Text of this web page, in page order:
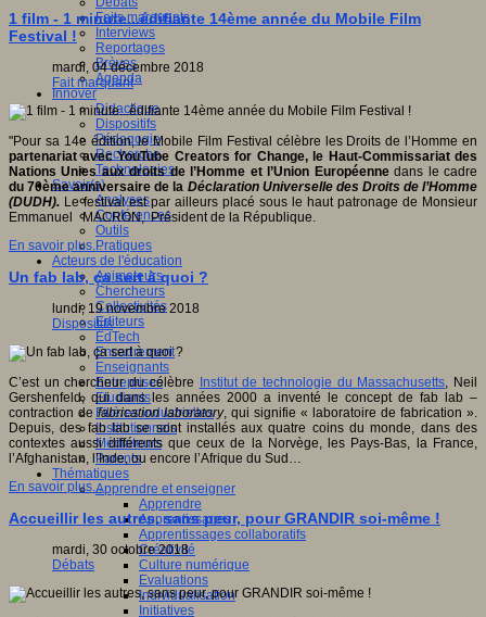
Faits marquants
Interviews
Reportages
Brèves
Agenda
Innover
Didactique
Dispositifs
Pédagogie
Recherche
Technologies
Savoir(s)
Analyses
Conférences
Outils
Pratiques
Acteurs de l'éducation
Animateurs
Chercheurs
Collectivités
Editeurs
EdTech
Encadrement
Enseignants
Entreprises
Etudiants
Filières industrielles
Institutionnels
Médiateurs
Parents
Thématiques
Apprendre et enseigner
Apprendre
Apprentissages
Apprentissages collaboratifs
Créativité
Culture numérique
Evaluations
Individualisation
Initiatives
1 film - 1 minute...édifiante 14ème année du Mobile Film
Festival !
mardi, 04 décembre 2018
Fait marquant
"Pour sa 14e édition, le Mobile Film Festival célèbre les Droits de l’Homme en
partenariat avec YouTube Creators for Change, le Haut-Commissariat des
NationsUnies aux droits de l’Homme et l’Union Européennedans le cadre
du 70ème anniversaire de la Déclaration Universelle des Droits de l’Homme
(DUDH). Le festival est par ailleurs placé sous le haut patronage de Monsieur
Emmanuel MACRON, Président de la République.
En savoir plus...
Un fab lab, ça sert à quoi ?
lundi, 19 novembre 2018
Dispositifs
C’est un chercheur du célèbre Institut de technologie du Massachusetts, Neil
Gershenfeld, qui dans les années 2000 a inventé le concept de fab lab –
contraction de fabrication laboratory, qui signifie « laboratoire de fabrication ».
Depuis, des fab lab se sont installés aux quatre coins du monde, dans des
contextes aussi différents que ceux de la Norvège, les Pays-Bas, la France,
l’Afghanistan, l’Inde, ou encore l’Afrique du Sud…
En savoir plus...
Accueillir les autres, sans peur, pour GRANDIR soi-même !
mardi, 30 octobre 2018
Débats